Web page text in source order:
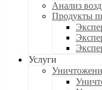
Анализ
Продукты
Услуги